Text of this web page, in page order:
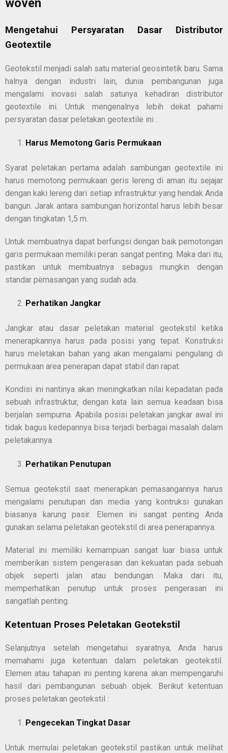
Mengetahui Persyaratan Dasar Distributor
Geotextile
Geotekstil menjadi salah satu material geosintetik baru. Sama
halnya dengan industri lain, dunia pembangunan juga
mengalami inovasi salah satunya kehadiran distributor
geotextile ini. Untuk mengenalnya lebih dekat pahami
persyaratan dasar peletakan geotextile ini :
Harus Memotong Garis Permukaan
Syarat peletakan pertama adalah sambungan geotextile ini
harus memotong permukaan geris lereng di aman itu sejajar
dengan kaki lereng dari setiap infrastruktur yang hendak Anda
bangun. Jarak antara sambungan horizontal harus lebih besar
dengan tingkatan 1,5 m.
Untuk membuatnya dapat berfungsi dengan baik pemotongan
garis permukaan memiliki peran sangat penting. Maka dari itu,
pastikan untuk membuatnya sebagus mungkin dengan
standar pemasangan yang sudah ada.
Perhatikan Jangkar
Jangkar atau dasar peletakan material geotekstil ketika
menerapkannya harus pada posisi yang tepat. Konstruksi
harus meletakan bahan yang akan mengalami pengulang di
permukaan area penerapan dapat stabil dan rapat.
Kondisi ini nantinya akan meningkatkan nilai kepadatan pada
sebuah infrastruktur, dengan kata lain semua keadaan bisa
berjalan sempurna. Apabila posisi peletakan jangkar awal ini
tidak bagus kedepannya bisa terjadi berbagai masalah dalam
peletakannya.
Perhatikan Penutupan
Semua geotekstil saat menerapkan pemasangannya harus
mengalami penutupan dan media yang kontruksi gunakan
biasanya karung pasir. Elemen ini sangat penting Anda
gunakan selama peletakan geotekstil di area penerapannya.
Material ini memiliki kemampuan sangat luar biasa untuk
memberikan sistem pengerasan dan kekuatan pada sebuah
objek seperti jalan atau bendungan. Maka dari itu,
memperhatikan penutup untuk proses pengerasan ini
sangatlah penting.
Ketentuan Proses Peletakan Geotekstil
Selanjutnya setelah mengetahui syaratnya, Anda harus
memahami juga ketentuan dalam peletakan geotekstil.
Elemen atau tahapan ini penting karena akan mempengaruhi
hasil dari pembangunan sebuah objek. Berikut ketentuan
proses peletakan geotekstil :
Pengecekan Tingkat Dasar
Untuk memulai peletakan geotekstil pastikan untuk melihat